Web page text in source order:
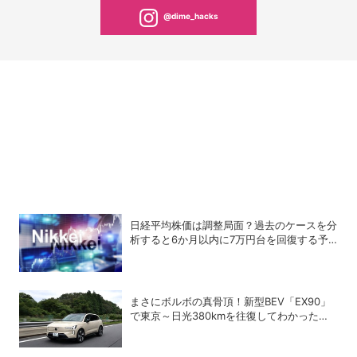
@dime_hacks
日経平均株価は調整局面？過去のケースを分
析すると6か月以内に7万円台を回復する予
まさにボルボの真骨頂！新型BEV「EX90」
で東京～日光380kmを往復してわかった真